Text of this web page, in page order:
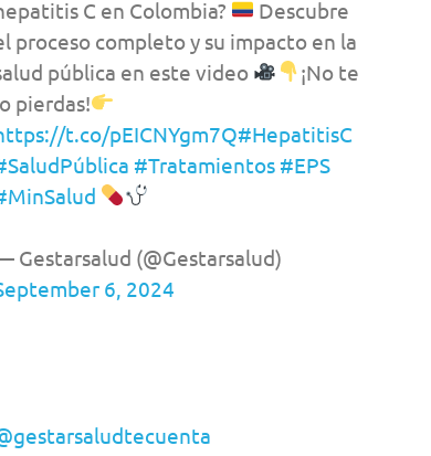
C en Colombia?
Descubre
proceso completo y su impacto en la
pública en este video
¡No te
pierdas!
t.co/pEICNYgm7Q#HepatitisC
#Tratamientos #EPS
Gestarsalud (@Gestarsalud)
6, 2024